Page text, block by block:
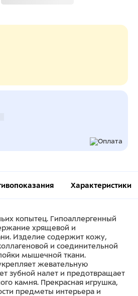
Характеристики
копытец. Гипоаллергенный
хрящевой и
Изделие содержит кожу,
и соединительной
мышечной ткани.
жевательную
зубной налет и предотвращает
камня. Прекрасная игрушка,
предметы интерьера и